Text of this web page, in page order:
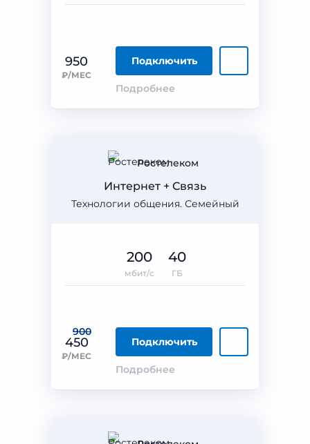
950
₽/МЕС
Подключить
Подробнее
Ростелеком
Технологии общения. Семейный
Интернет + Связь
900
450
₽/МЕС
Подключить
Подробнее
200
мбит/с
40
ГБ